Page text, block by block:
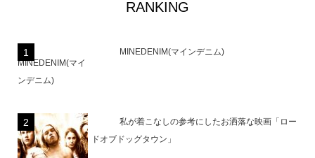
RANKING
MINEDENIM(マインデニム)
私が着こなしの参考にしたお洒落な映画「ロー
ドオブドッグタウン」